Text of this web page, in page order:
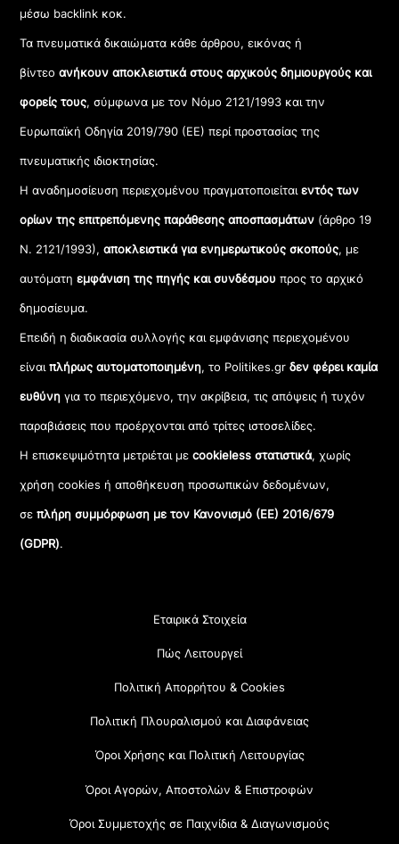
μέσω backlink κοκ.
Τα πνευματικά δικαιώματα κάθε άρθρου, εικόνας ή
βίντεοανήκουν αποκλειστικά στους αρχικούς δημιουργούς και
φορείς τους, σύμφωνα με τον Νόμο 2121/1993 και την
Ευρωπαϊκή Οδηγία 2019/790 (ΕΕ) περί προστασίας της
πνευματικής ιδιοκτησίας.
Η αναδημοσίευση περιεχομένου πραγματοποιείταιεντός των
ορίων της επιτρεπόμενης παράθεσης αποσπασμάτων (άρθρο 19
Ν. 2121/1993), αποκλειστικά για ενημερωτικούς σκοπούς, με
αυτόματηεμφάνιση της πηγής και συνδέσμου προς το αρχικό
δημοσίευμα.
Επειδή η διαδικασία συλλογής και εμφάνισης περιεχομένου
είναιπλήρως αυτοματοποιημένη, το Politikes.grδεν φέρει καμία
ευθύνη για το περιεχόμενο, την ακρίβεια, τις απόψεις ή τυχόν
παραβιάσεις που προέρχονται από τρίτες ιστοσελίδες.
Η επισκεψιμότητα μετριέται μεcookieless στατιστικά, χωρίς
χρήση cookies ή αποθήκευση προσωπικών δεδομένων,
σεπλήρη συμμόρφωση με τον Κανονισμό (ΕΕ) 2016/679
(GDPR).
Εταιρικά Στοιχεία
Πώς Λειτουργεί
Πολιτική Απορρήτου & Cookies
Πολιτική Πλουραλισμού και Διαφάνειας
Όροι Χρήσης και Πολιτική Λειτουργίας
Όροι Αγορών, Αποστολών & Επιστροφών
Όροι Συμμετοχής σε Παιχνίδια & Διαγωνισμούς